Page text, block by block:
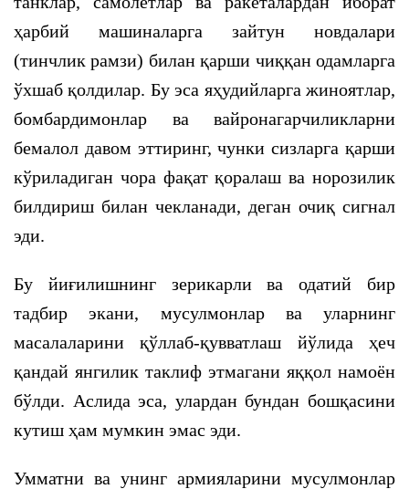
ҳарбий машиналарга зайтун новдалари
(тинчлик рамзи) билан қарши чиққан одамларга
ўхшаб қолдилар. Бу эса яҳудийларга жиноятлар,
бомбардимонлар ва вайронагарчиликларни
бемалол давом эттиринг, чунки сизларга қарши
кўриладиган чора фақат қоралаш ва норозилик
билдириш билан чекланади, деган очиқ сигнал
эди.
Бу йиғилишнинг зерикарли ва одатий бир
тадбир экани, мусулмонлар ва уларнинг
масалаларини қўллаб-қувватлаш йўлида ҳеч
қандай янгилик таклиф этмагани яққол намоён
бўлди. Аслида эса, улардан бундан бошқасини
кутиш ҳам мумкин эмас эди.
Умматни ва унинг армияларини мусулмонлар